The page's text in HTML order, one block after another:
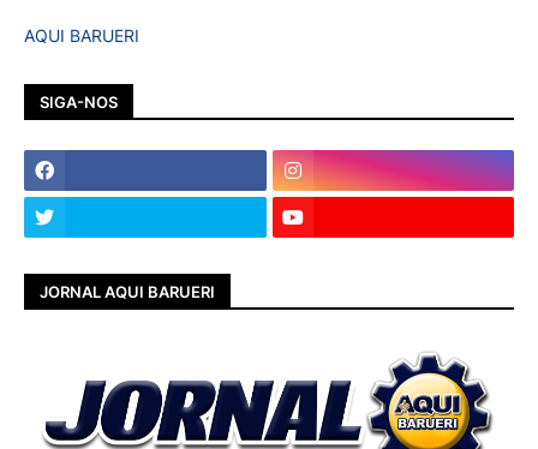
AQUI BARUERI
SIGA-NOS
JORNAL AQUI BARUERI